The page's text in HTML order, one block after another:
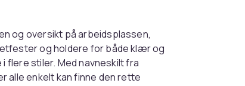
og oversikt på arbeidsplassen,
og holdere for både klær og
flere stiler. Med navneskilt fra
alle enkelt kan finne den rette